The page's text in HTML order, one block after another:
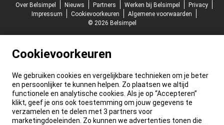
Over Belsimpel
Nieuws Partners Werken bij Belsimpel
Privacy
Impressum
Cookievoorkeuren
Algemene voorwaarden
© 2026 Belsimpel
Cookievoorkeuren
We gebruiken cookies en vergelijkbare technieken om je beter
en persoonlijker te kunnen helpen. Zo plaatsen we altijd
functionele en analytische cookies. Als je op “Accepteren”
klikt, geef je ons ook toestemming om jouw gegevens te
verzamelen en te delen met 3 partners voor
marketingdoeleinden. Zo kunnen we advertenties tonen die